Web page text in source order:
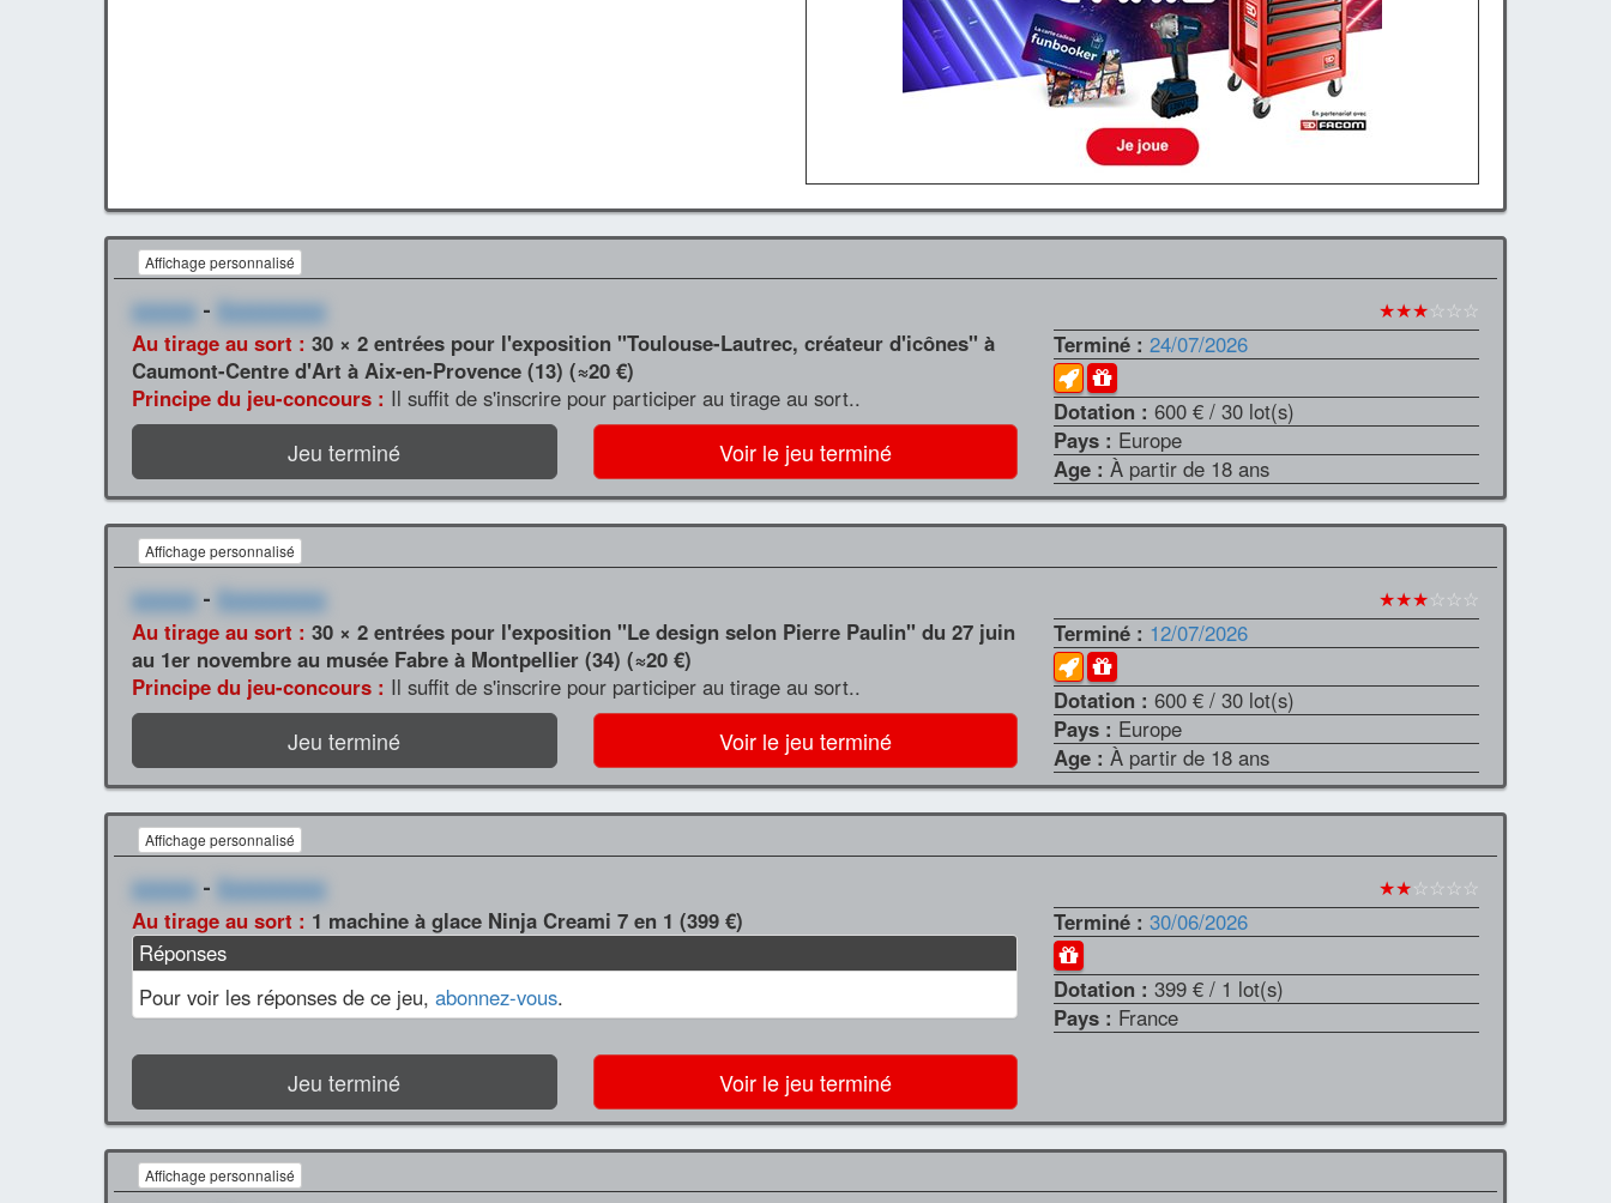
Affichage personnalisé
xxxxxx - Xxxxxxxxxx ★★★☆☆☆
Au tirage au sort : 30 × 2 entrées pour l'exposition "Toulouse-Lautrec, créateur d'icônes" à
Caumont-Centre d'Art à Aix-en-Provence (13) (≈20 €)
Principe du jeu-concours : Il suffit de s'inscrire pour participer au tirage au sort..
Jeu terminé Voir le jeu terminé
Terminé :24/07/2026
Dotation :600 € / 30 lot(s)
Pays : Europe
Age :À partir de 18 ans
Affichage personnalisé
xxxxxx - Xxxxxxxxxx ★★★☆☆☆
Au tirage au sort : 30 × 2 entrées pour l'exposition "Le design selon Pierre Paulin" du 27 juin
au 1er novembre au musée Fabre à Montpellier (34) (≈20 €)
Principe du jeu-concours : Il suffit de s'inscrire pour participer au tirage au sort..
Jeu terminé Voir le jeu terminé
Terminé : 12/07/2026
Dotation :600 € / 30 lot(s)
Pays : Europe
Age :À partir de 18 ans
Affichage personnalisé
xxxxxx - Xxxxxxxxxx ★★☆☆☆☆
Au tirage au sort : 1 machine à glace Ninja Creami 7 en 1 (399 €)
Réponses
Pour voir les réponses de ce jeu, abonnez-vous.
Jeu terminé Voir le jeu terminé
Terminé :30/06/2026
Dotation :399 € / 1 lot(s)
Pays : France
Affichage personnalisé